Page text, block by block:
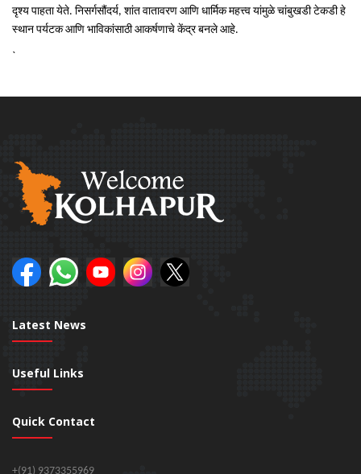
दृश्य पाहता येते. निसर्गसौंदर्य, शांत वातावरण आणि धार्मिक महत्त्व यांमुळे चांबुखडी टेकडी हे
स्थान पर्यटक आणि भाविकांसाठी आकर्षणाचे केंद्र बनले आहे.
`
Latest News
Useful Links
Quick Contact
+(91) 9373355969